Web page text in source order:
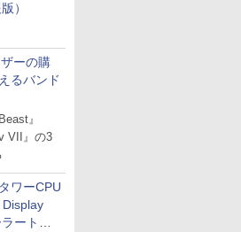
）
ーの購
るバンド
』
VII』の3
ワーCPU
ートッ